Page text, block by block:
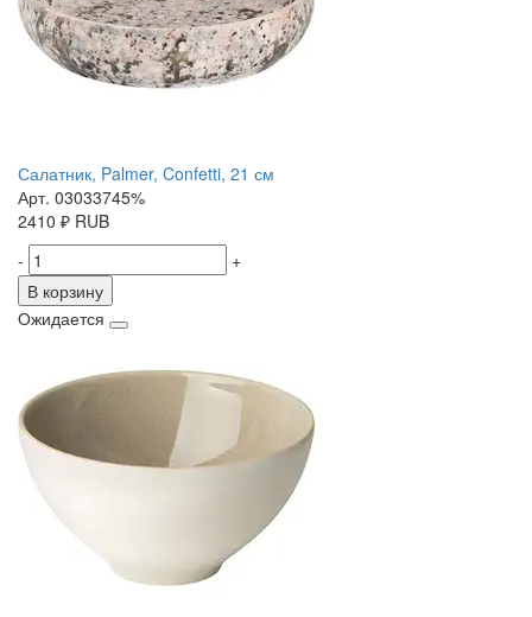
Салатник, Palmer, Confetti, 21 см
Арт. 03033745%
2410 ₽ RUB
-
+
В корзину
Ожидается